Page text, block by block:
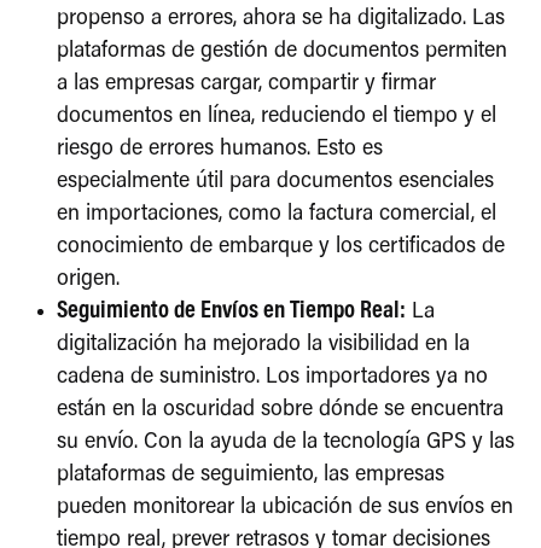
propenso a errores, ahora se ha digitalizado. Las
plataformas de gestión de documentos permiten
a las empresas cargar, compartir y firmar
documentos en línea, reduciendo el tiempo y el
riesgo de errores humanos. Esto es
especialmente útil para documentos esenciales
en importaciones, como la factura comercial, el
conocimiento de embarque y los certificados de
origen.
Seguimiento de Envíos en Tiempo Real: La
digitalización ha mejorado la visibilidad en la
cadena de suministro. Los importadores ya no
están en la oscuridad sobre dónde se encuentra
su envío. Con la ayuda de la tecnología GPS y las
plataformas de seguimiento, las empresas
pueden monitorear la ubicación de sus envíos en
tiempo real, prever retrasos y tomar decisiones